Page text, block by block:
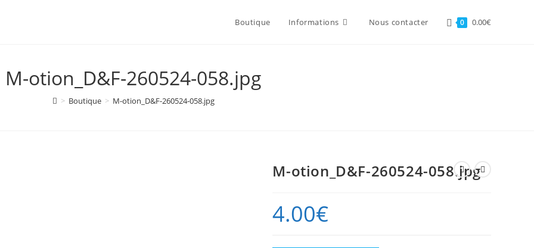
Boutique Informations Nous contacter 0 0.00€
M-otion_D&F-260524-058.jpg
> Boutique > M-otion_D&F-260524-058.jpg
M-otion_D&F-260524-058.jpg
4.00€